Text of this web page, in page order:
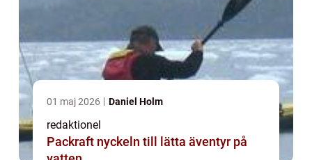
01 maj 2026 Daniel Holm
redaktionel
Packraft nyckeln till lätta äventyr på